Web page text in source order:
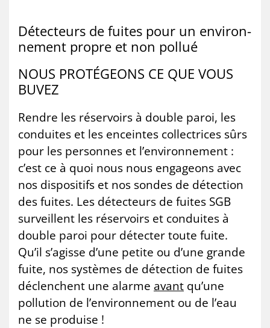
Dé­tec­teurs de fuites pour un en­vi­ron­
ne­ment propre et non pol­lué
NOUS PRO­TÉ­GEONS CE QUE VOUS
BU­VEZ
Rendre les réservoirs à double paroi, les
conduites et les enceintes collectrices sûrs
pour les personnes et l’environnement :
c’est ce à quoi nous nous engageons avec
nos dispositifs et nos sondes de détection
des fuites. Les détecteurs de fuites SGB
surveillent les réservoirs et conduites à
double paroi pour détecter toute fuite.
Qu’il s’agisse d’une petite ou d’une grande
fuite, nos systèmes de détection de fuites
déclenchent une alarme avant qu’une
pollution de l’environnement ou de l’eau
ne se produise !